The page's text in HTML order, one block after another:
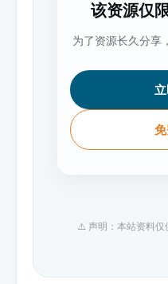
该资源仅
为了资源长久分享
⚠️ 声明：本站资料仅